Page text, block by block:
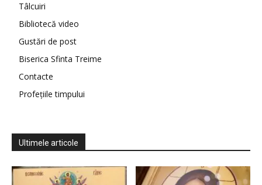
Tâlcuiri
Bibliotecă video
Gustări de post
Biserica Sfinta Treime
Contacte
Profețiile timpului
Ultimele articole